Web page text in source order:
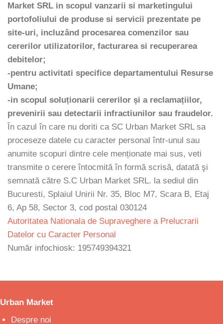
Market SRL in scopul vanzarii si marketingului
portofoliului de produse si servicii prezentate pe
site-uri, incluzând procesarea comenzilor sau
cererilor utilizatorilor, facturarea si recuperarea
debitelor;
-pentru activitati specifice departamentului Resurse
Umane;
-in scopul soluționarii cererilor și a reclamațiilor,
prevenirii sau detectarii infractiunilor sau fraudelor.
În cazul în care nu doriti ca SC Urban Market SRL sa
proceseze datele cu caracter personal într-unul sau
anumite scopuri dintre cele menționate mai sus, veti
transmite o cerere întocmită în formă scrisă, datată şi
semnată către S.C Urban Market SRL. la sediul din
Bucuresti, Splaiul Unirii Nr. 35, Bloc M7, Scara B, Etaj
6, Ap 58, Sector 3, cod postal 030124
Autoritatea Nationala de Supraveghere a Prelucrarii
Datelor cu Caracter Personal
Număr infochiosk: 195749394321
Urban Market
Despre noi